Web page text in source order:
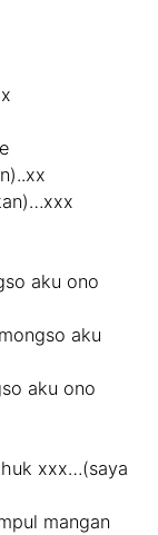
aku ono
aku
aku ono
xxx…(saya
mangan